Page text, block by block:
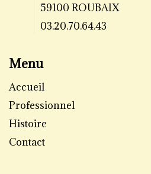
59100 ROUBAIX
03.20.70.64.43
Menu
Accueil
Professionnel
Histoire
Contact